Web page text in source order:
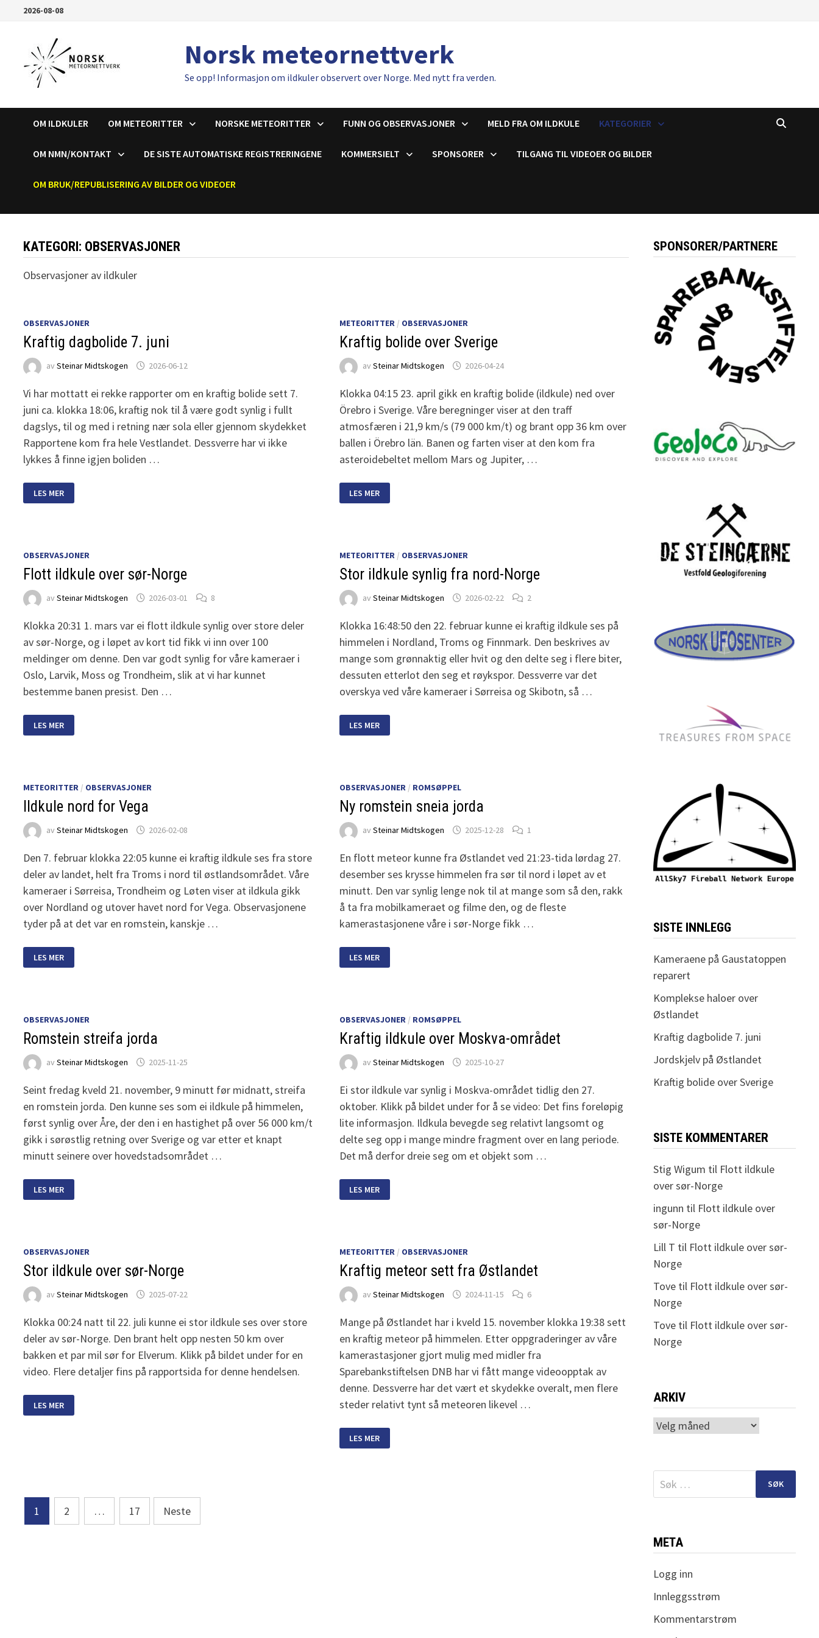
2026-08-08
Norsk meteornettverk
Se opp! Informasjon om ildkuler observert over Norge. Med nytt fra verden.
OM ILDKULER OM METEORITTER NORSKE METEORITTER FUNN OG OBSERVASJONER MELD FRA OM ILDKULE KATEGORIER
OM NMN/KONTAKT DE SISTE AUTOMATISKE REGISTRERINGENE KOMMERSIELT SPONSORER TILGANG TIL VIDEOER OG BILDER
OM BRUK/REPUBLISERING AV BILDER OG VIDEOER
KATEGORI: OBSERVASJONER
Observasjoner av ildkuler
OBSERVASJONER
Kraftig dagbolide 7. juni
avSteinar Midtskogen 2026-06-12
Vi har mottatt ei rekke rapporter om en kraftig bolide sett 7.
juni ca. klokka 18:06, kraftig nok til å være godt synlig i fullt
dagslys, til og med i retning nær sola eller gjennom skydekket
Rapportene kom fra hele Vestlandet. Dessverre har vi ikke
lykkes å finne igjen boliden …
DAGBOLIDE
7.
LES MER
METEORITTER/ OBSERVASJONER
Kraftig bolide over Sverige
av Steinar Midtskogen 2026-04-24
Klokka 04:15 23. april gikk en kraftig bolide (ildkule) ned over
Örebro i Sverige. Våre beregninger viser at den traff
atmosfæren i 21,9 km/s (79 000 km/t) og brant opp 36 km over
ballen i Örebro län. Banen og farten viser at den kom fra
asteroidebeltet mellom Mars og Jupiter, …
BOLIDE
OVER
LES MER
OBSERVASJONER
Flott ildkule over sør-Norge
avSteinar Midtskogen 2026-03-01 8
Klokka 20:31 1. mars var ei flott ildkule synlig over store deler
av sør-Norge, og i løpet av kort tid fikk vi inn over 100
meldinger om denne. Den var godt synlig for våre kameraer i
Oslo, Larvik, Moss og Trondheim, slik at vi har kunnet
bestemme banen presist. Den …
ILDKULE
OVER
LES MER
METEORITTER/ OBSERVASJONER
Stor ildkule synlig fra nord-Norge
av Steinar Midtskogen 2026-02-22 2
Klokka 16:48:50 den 22. februar kunne ei kraftig ildkule ses på
himmelen i Nordland, Troms og Finnmark. Den beskrives av
mange som grønnaktig eller hvit og den delte seg i flere biter,
dessuten etterlot den seg et røykspor. Dessverre var det
overskya ved våre kameraer i Sørreisa og Skibotn, så …
ILDKULE
SYNLIG
LES MER
METEORITTER / OBSERVASJONER
Ildkule nord for Vega
avSteinar Midtskogen 2026-02-08
Den 7. februar klokka 22:05 kunne ei kraftig ildkule ses fra store
deler av landet, helt fra Troms i nord til østlandsområdet. Våre
kameraer i Sørreisa, Trondheim og Løten viser at ildkula gikk
over Nordland og utover havet nord for Vega. Observasjonene
tyder på at det var en romstein, kanskje …
NORD
FOR
LES MER
OBSERVASJONER/ ROMSØPPEL
Ny romstein sneia jorda
av Steinar Midtskogen 2025-12-28 1
En flott meteor kunne fra Østlandet ved 21:23-tida lørdag 27.
desember ses krysse himmelen fra sør til nord i løpet av et
minutt. Den var synlig lenge nok til at mange som så den, rakk
å ta fra mobilkameraet og filme den, og de fleste
kamerastasjonene våre i sør-Norge fikk …
ROMSTEIN
SNEIA
LES MER
OBSERVASJONER
Romstein streifa jorda
avSteinar Midtskogen 2025-11-25
Seint fredag kveld 21. november, 9 minutt før midnatt, streifa
en romstein jorda. Den kunne ses som ei ildkule på himmelen,
først synlig over Åre, der den i en hastighet på over 56 000 km/t
gikk i sørøstlig retning over Sverige og var etter et knapt
minutt seinere over hovedstadsområdet …
STREIFA
JORDA
LES MER
OBSERVASJONER/ ROMSØPPEL
Kraftig ildkule over Moskva-området
av Steinar Midtskogen 2025-10-27
Ei stor ildkule var synlig i Moskva-området tidlig den 27.
oktober. Klikk på bildet under for å se video: Det fins foreløpig
lite informasjon. Ildkula bevegde seg relativt langsomt og
delte seg opp i mange mindre fragment over en lang periode.
Det må derfor dreie seg om et objekt som …
ILDKULE
OVER
LES MER
OBSERVASJONER
Stor ildkule over sør-Norge
avSteinar Midtskogen 2025-07-22
Klokka 00:24 natt til 22. juli kunne ei stor ildkule ses over store
deler av sør-Norge. Den brant helt opp nesten 50 km over
bakken et par mil sør for Elverum. Klikk på bildet under for en
video. Flere detaljer fins på rapportsida for denne hendelsen.
ILDKULE
OVER
LES MER
METEORITTER/ OBSERVASJONER
Kraftig meteor sett fra Østlandet
av Steinar Midtskogen 2024-11-15 6
Mange på Østlandet har i kveld 15. november klokka 19:38 sett
en kraftig meteor på himmelen. Etter oppgraderinger av våre
kamerastasjoner gjort mulig med midler fra
Sparebankstiftelsen DNB har vi fått mange videoopptak av
denne. Dessverre har det vært et skydekke overalt, men flere
steder relativt tynt så meteoren likevel …
METEOR
SETT
LES MER
Sidepaginering
1 2 … 17 Neste
SPONSORER/PARTNERE
SISTE INNLEGG
Kameraene på Gaustatoppen
reparert
Komplekse haloer over
Østlandet
Kraftig dagbolide 7. juni
Jordskjelv på Østlandet
Kraftig bolide over Sverige
SISTE KOMMENTARER
Stig Wigum til Flott ildkule
over sør-Norge
ingunn til Flott ildkule over
sør-Norge
Lill T til Flott ildkule over sør-
Norge
Tove til Flott ildkule over sør-
Norge
Tove til Flott ildkule over sør-
Norge
ARKIV
Arkiv
Søk
etter:
META
Logg inn
Innleggsstrøm
Kommentarstrøm